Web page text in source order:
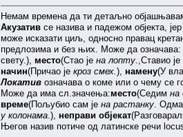
Немам времена да ти детаљно
Акузатив се назива и падежом објекта,
може исказати циљ, односно правац
предлозима и без њих. Може да означава:
свету.), место(Стао је на лопту .,Ставио
начин(Причао је кроз смех. ), намену(У
Локатив означава о коме или о чему се
Може да има сл.значења:место(Седим на
време(Пољубио сам је на растанку .
у колонама .), неправи објекат
Његов назив потиче од латинске речи